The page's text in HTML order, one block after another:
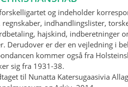
og indeholder
indhandlingslister,
hajskind, indberetninger
Derudover er der en vejledning i
kommer også fra
sig fra 1931-38.
til Nunatta Katersugaasivia